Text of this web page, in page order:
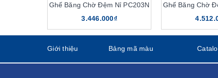
6 ưu điểm vượt trội tạo
Dòng sản phẩm ghế phòng chờ đệm nỉ The One
hiện nay. Đặc biệt, ghế The One được sản xuất
Ghế Băng Chờ Đệm Nỉ PC203N
3.446.000₫
Ghế Băng Chờ
Giới thiệu Bảng mã màu